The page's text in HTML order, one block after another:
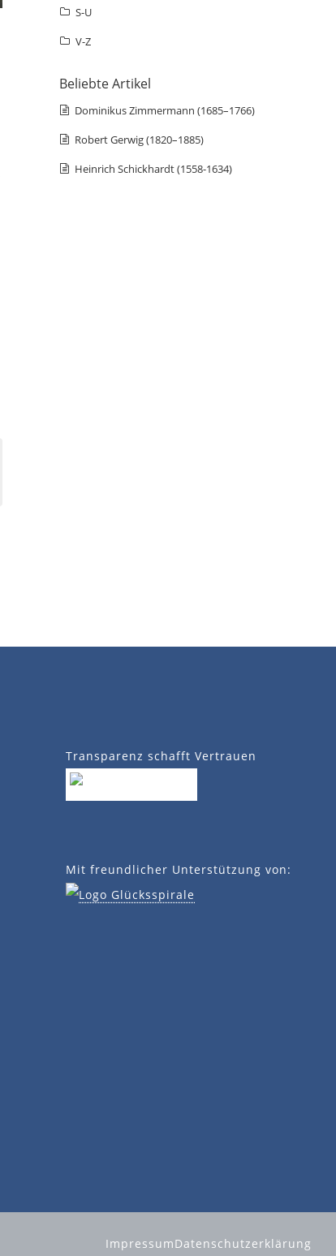
S-U
V-Z
Beliebte Artikel
Dominikus Zimmermann (1685–1766)
Robert Gerwig (1820–1885)
Heinrich Schickhardt (1558-1634)
Transparenz schafft Vertrauen
Mit freundlicher Unterstützung von:
ImpressumDatenschutzerklärung